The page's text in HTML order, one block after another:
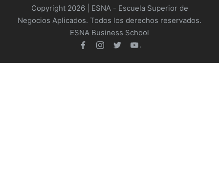
Copyright 2026 | ESNA - Escuela Superior de
Negocios Aplicados. Todos los derechos reservados.
ESNA Business School
facebookInstagram
TwitterYoutube
.